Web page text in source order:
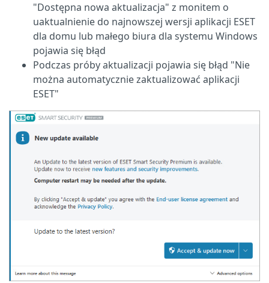
"Dostępna nowa aktualizacja" z monitem o
uaktualnienie do najnowszej wersji aplikacji ESET
dla domu lub małego biura dla systemu Windows
pojawia się błąd
Podczas próby aktualizacji pojawia się błąd "Nie
można automatycznie zaktualizować aplikacji
ESET"